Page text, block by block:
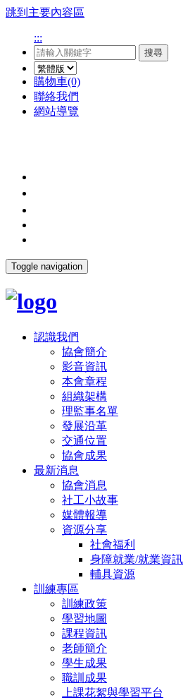
跳到主要內容區
:::
搜尋
購物車(0)
聯絡我們
網站導覽
Toggle navigation
認識我們
協會簡介
影音資訊
本會章程
組織架構
理監事名單
發展沿革
交通位置
協會成果
最新消息
協會消息
社工小故事
媒體報導
資源分享
社會福利
身障就業/就業資訊
輔具資源
訓練專區
訓練政策
學習地圖
課程資訊
老師簡介
學生成果
職訓成果
上課花絮與學習平台